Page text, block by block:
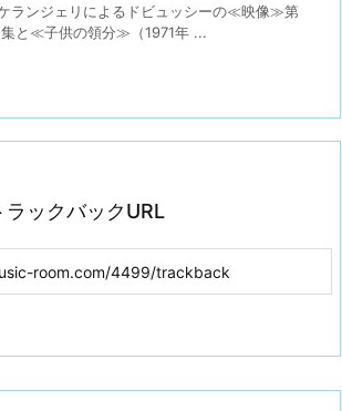
ランジェリによるドビュッシーの≪映像≫第
集と≪子供の領分≫（1971年 ...
ラックバックURL